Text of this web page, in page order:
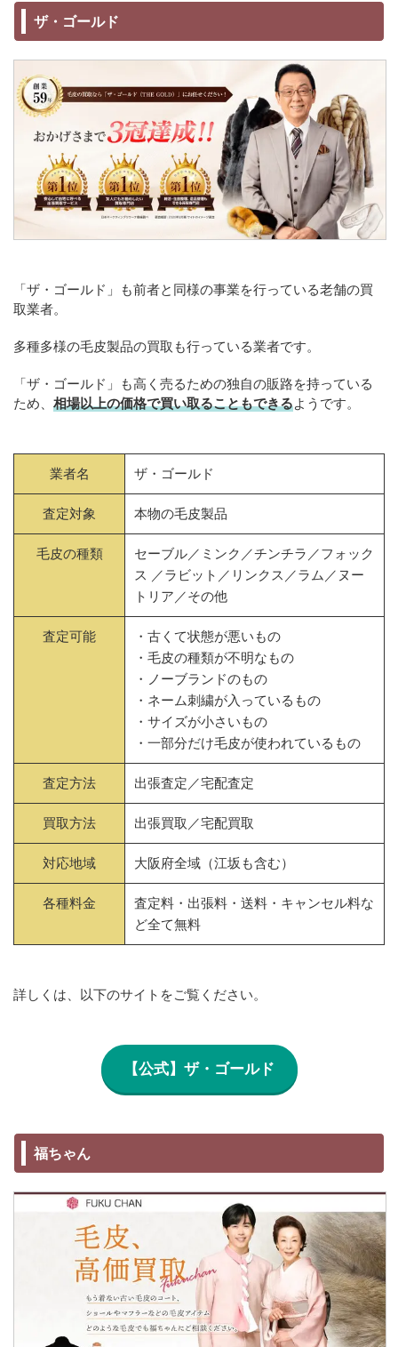
ザ・ゴールド
「ザ・ゴールド」も前者と同様の事業を行っている老舗の買
取業者。
多種多様の毛皮製品の買取も行っている業者です。
「ザ・ゴールド」も高く売るための独自の販路を持っている
ため、 相場以上の価格で買い取ることもできるようです。
業者名 ザ・ゴールド
査定対象 本物の毛皮製品
毛皮の種類
セーブル／ミンク／チンチラ／フォック
ス ／ラビット／リンクス／ラム／ヌー
トリア／その他
査定可能
・古くて状態が悪いもの
・毛皮の種類が不明なもの
・ノーブランドのもの
・ネーム刺繍が入っているもの
・サイズが小さいもの
・一部分だけ毛皮が使われているもの
査定方法 出張査定／宅配査定
買取方法 出張買取／宅配買取
対応地域 大阪府全域（江坂も含む）
各種料金
査定料・出張料・送料・キャンセル料な
ど全て無料
詳しくは、以下のサイトをご覧ください。
【公式】ザ・ゴールド
福ちゃん